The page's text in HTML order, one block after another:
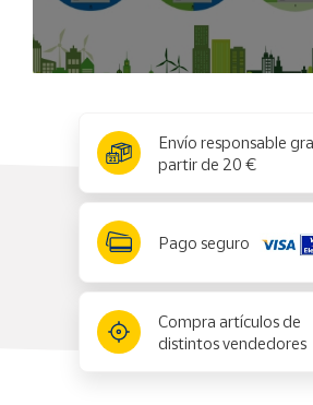
Envío responsable
partir de 20 €
Pago seguro
Compra artículos de
distintos vendedores